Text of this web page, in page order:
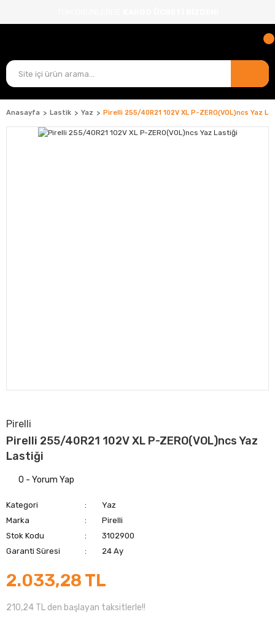
Anasayfa Lastik Yaz Pirelli 255/40R21 102V XL P-ZERO(VOL)ncs Yaz
Pirelli
Pirelli 255/40R21 102V XL P-ZERO(VOL)ncs Yaz
Lastiği
0 - Yorum Yap
Kategori
Yaz
Marka
Pirelli
Stok Kodu
3102900
Garanti Süresi
24 Ay
2.033,28 TL
210,24 TL den başlayan taksitlerle!!